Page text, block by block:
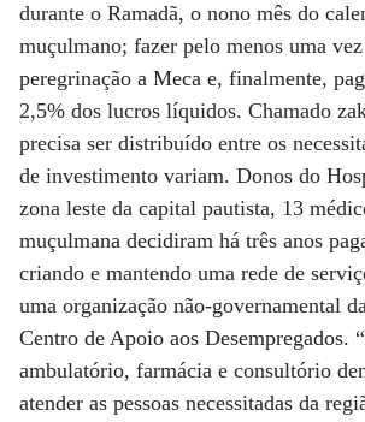
durante o Ramadã, o nono mês do
muçulmano; fazer pelo menos uma
peregrinação a Meca e, finalmente,
2,5% dos lucros líquidos. Chamado
precisa ser distribuído entre os
de investimento variam. Donos do
zona leste da capital pautista, 13
muçulmana decidiram há três anos
criando e mantendo uma rede de
uma organização não-governamental
Centro de Apoio aos Desempregados.
ambulatório, farmácia e consultório
atender as pessoas necessitadas da